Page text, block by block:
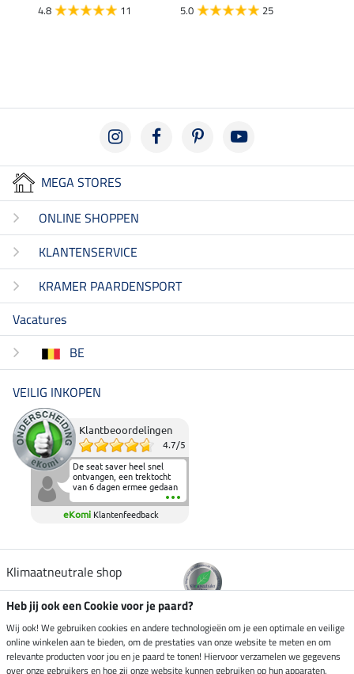
4.8 11 5.0 25
MEGA STORES
ONLINE SHOPPEN
KLANTENSERVICE
KRAMER PAARDENSPORT
Vacatures
BE
VEILIG INKOPEN
Klantbeoordelingen
4.7/5
De seat saver heel snel
ontvangen, een trektocht
van 6 dagen ermee gedaan
en deze heeft de beproeving
fantastisch doorstaan.
Heerlijk zacht om op te
elkaar in het zadel.
eKomi Klantenfeedback
Klimaatneutrale shop
Verzending per
Heb jij ook een Cookie voor je paard?
Wij ook! We gebruiken cookies en andere technologieën om je een optimale en veilige
online winkelen aan te bieden, om de prestaties van onze website te meten en om
relevante producten voor jou en je paard te tonen! Hiervoor verzamelen we gegevens
over onze gebruikers en hoe zij onze website kunnen gebruiken op hun apparaten.